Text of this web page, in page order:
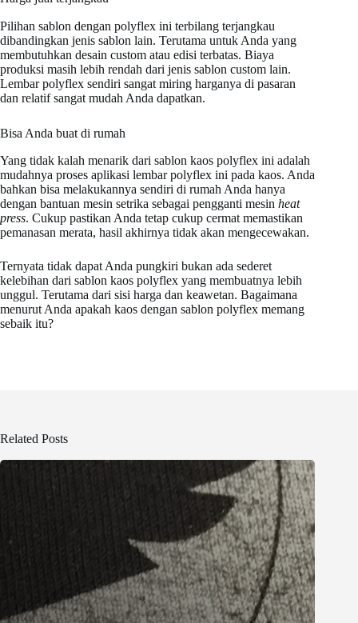
Pilihan sablon dengan polyflex ini terbilang terjangkau
dibandingkan jenis sablon lain. Terutama untuk Anda yang
membutuhkan desain custom atau edisi terbatas. Biaya
produksi masih lebih rendah dari jenis sablon custom lain.
Lembar polyflex sendiri sangat miring harganya di pasaran
dan relatif sangat mudah Anda dapatkan.
Bisa Anda buat di rumah
Yang tidak kalah menarik dari sablon kaos polyflex ini adalah
mudahnya proses aplikasi lembar polyflex ini pada kaos. Anda
bahkan bisa melakukannya sendiri di rumah Anda hanya
dengan bantuan mesin setrika sebagai pengganti mesin heat
press. Cukup pastikan Anda tetap cukup cermat memastikan
pemanasan merata, hasil akhirnya tidak akan mengecewakan.
Ternyata tidak dapat Anda pungkiri bukan ada sederet
kelebihan dari sablon kaos polyflex yang membuatnya lebih
unggul. Terutama dari sisi harga dan keawetan. Bagaimana
menurut Anda apakah kaos dengan sablon polyflex memang
sebaik itu?
Related Posts